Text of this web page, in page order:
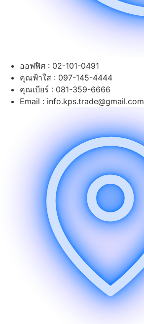
ออฟฟิศ : 02-101-0491
คุณฟ้าใส : 097-145-4444
คุณเบียร์ : 081-359-6666
Email : info.kps.trade@gmail.com